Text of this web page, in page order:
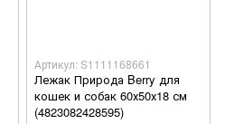
Артикул: S1111168661
Лежак Природа Berry для
кошек и собак 60х50х18 см
(4823082428595)